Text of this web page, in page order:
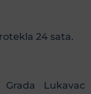
24 sata.
Lukavac